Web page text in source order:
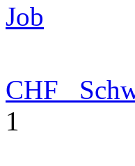
CHF
1